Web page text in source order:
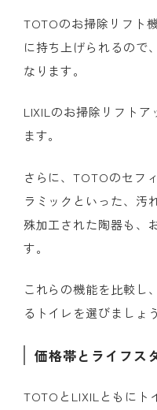
TOTOのお掃除リフト
に持ち上げられるので
なります。
LIXILのお掃除リフト
ます。
さらに、TOTOのセフ
ラミックといった、汚
殊加工された陶器も、
す。
これらの機能を比較し
るトイレを選びましょう
価格帯とライフス
TOTOとLIXILともにト